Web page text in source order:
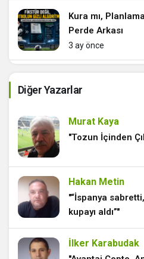
Kura mı,
Perde Arkası
3 ay önce
Gerçekler ve
Küllerden
4 ay önce
Korku Filmi Gibi
4 ay önce
Diğer Yazarlar
Murat Kaya
"Tozun İçinden
Hakan Metin
"“İspanya
kupayı aldı”"
İlker Karabudak